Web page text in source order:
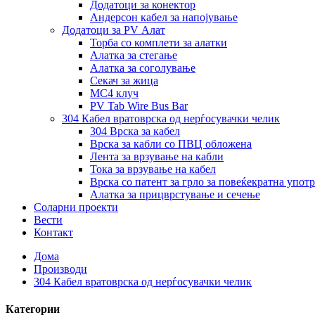
Додатоци за конектор
Андерсон кабел за напојување
Додатоци за PV Алат
Торба со комплети за алатки
Алатка за стегање
Алатка за соголување
Секач за жица
MC4 клуч
PV Tab Wire Bus Bar
304 Кабел вратоврска од нерѓосувачки челик
304 Врска за кабел
Врска за кабли со ПВЦ обложена
Лента за врзување на кабли
Тока за врзување на кабел
Врска со патент за грло за повеќекратна
Алатка за прицврстување и сечење
Соларни проекти
Вести
Контакт
Дома
Производи
304 Кабел вратоврска од нерѓосувачки челик
Категории